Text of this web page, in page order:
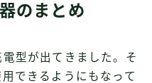
のまとめ
型が出てきました。そ
できるようにもなって